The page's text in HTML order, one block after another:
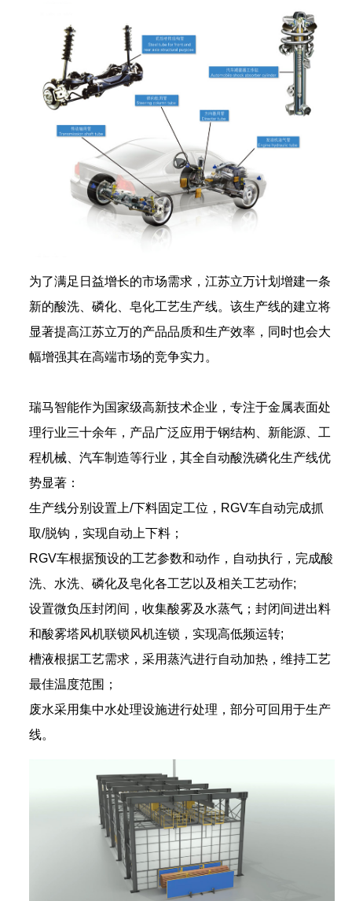
为了满足日益增长的市场需求，江苏立万计划增建一条
新的酸洗、磷化、皂化工艺生产线。该生产线的建立将
显著提高江苏立万的产品品质和生产效率，同时也会大
幅增强其在高端市场的竞争实力。
瑞马智能作为国家级高新技术企业，专注于金属表面处
理行业三十余年，产品广泛应用于钢结构、新能源、工
程机械、汽车制造等行业，其全自动酸洗磷化生产线优
势显著：
生产线分别设置上/下料固定工位，RGV车自动完成抓
取/脱钩，实现自动上下料；
RGV车根据预设的工艺参数和动作，自动执行，完成酸
洗、水洗、磷化及皂化各工艺以及相关工艺动作;
设置微负压封闭间，收集酸雾及水蒸气；封闭间进出料
和酸雾塔风机联锁风机连锁，实现高低频运转;
槽液根据工艺需求，采用蒸汽进行自动加热，维持工艺
最佳温度范围；
废水采用集中水处理设施进行处理，部分可回用于生产
线。